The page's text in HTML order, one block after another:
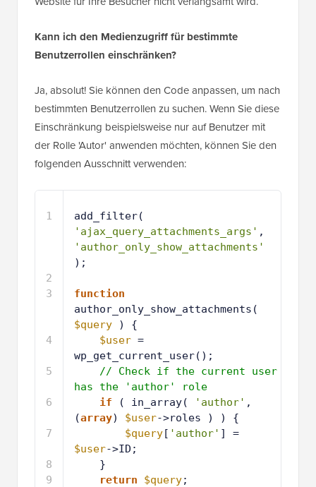
Kann ich den Medienzugriff für bestimmte
Benutzerrollen einschränken?
Ja, absolut! Sie können den Code anpassen, um nach
bestimmten Benutzerrollen zu suchen. Wenn Sie diese
Einschränkung beispielsweise nur auf Benutzer mit
der Rolle 'Autor' anwenden möchten, können Sie den
folgenden Ausschnitt verwenden:
1
2
3
4
5
6
7
8
9
'ajax_query_attachments_args'
'author_only_show_attachments'
);
function
$query
) {
$user =
wp_get_current_user();
// Check if the current user
has the 'author' role
if
( in_array( 'author' ,
(array) $user->roles ) ) {
$query[ 'author'
$user->ID;
}
return
$query;